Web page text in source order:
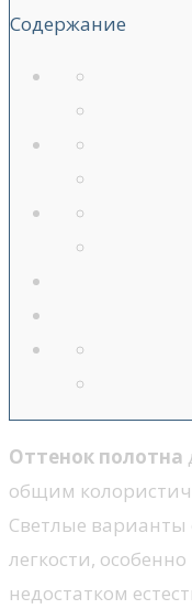
Содержание
Оттенок полотна
общим
Светлые
легкости,
недостатком